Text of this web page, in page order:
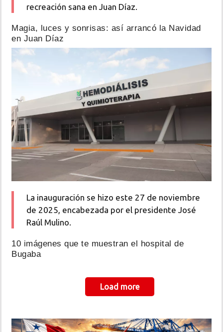
recreación sana en Juan Díaz.
Magia, luces y sonrisas: así arrancó la Navidad
en Juan Díaz
La inauguración se hizo este 27 de noviembre
de 2025, encabezada por el presidente José
Raúl Mulino.
10 imágenes que te muestran el hospital de
Bugaba
Load more